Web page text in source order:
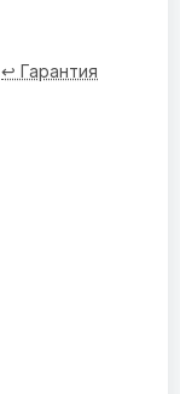
↩️ Гарантия